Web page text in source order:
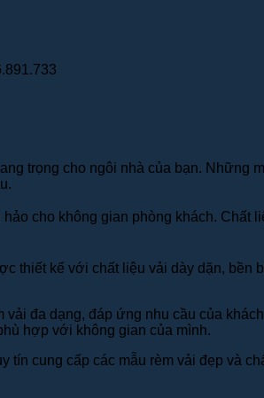
trọng cho ngôi nhà của bạn. Những
cho không gian phòng khách. Chất
thiết kế với chất liệu vải dày dặn, bền
vải đa dạng, đáp ứng nhu cầu của
hợp với không gian của mình.
tín cung cấp các mẫu rèm vải đẹp và